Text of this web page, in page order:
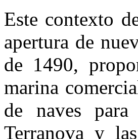
Este contexto
apertura de
de 1490,
marina
de naves
Terranova y